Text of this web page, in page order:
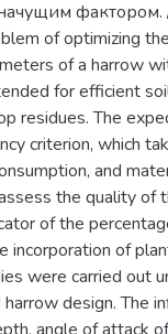
фактором.
of optimizing
of a harrow
for efficient
residues. The
criterion, which
and
the quality of
of the
incorporation of
were carried out
design. The